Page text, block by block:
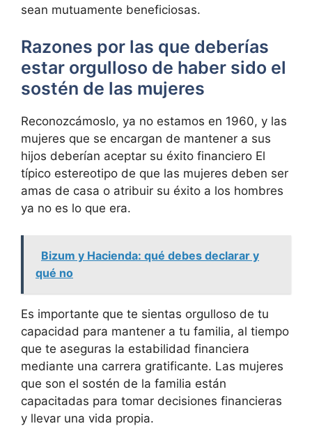
sean mutuamente beneficiosas.
Razones por las que deberías
estar orgulloso de haber sido el
sostén de las mujeres
Reconozcámoslo, ya no estamos en 1960, y las
mujeres que se encargan de mantener a sus
hijos deberían aceptar su éxito financiero El
típico estereotipo de que las mujeres deben ser
amas de casa o atribuir su éxito a los hombres
ya no es lo que era.
Bizum y Hacienda: qué debes declarar y
qué no
Es importante que te sientas orgulloso de tu
capacidad para mantener a tu familia, al tiempo
que te aseguras la estabilidad financiera
mediante una carrera gratificante. Las mujeres
que son el sostén de la familia están
capacitadas para tomar decisiones financieras
y llevar una vida propia.